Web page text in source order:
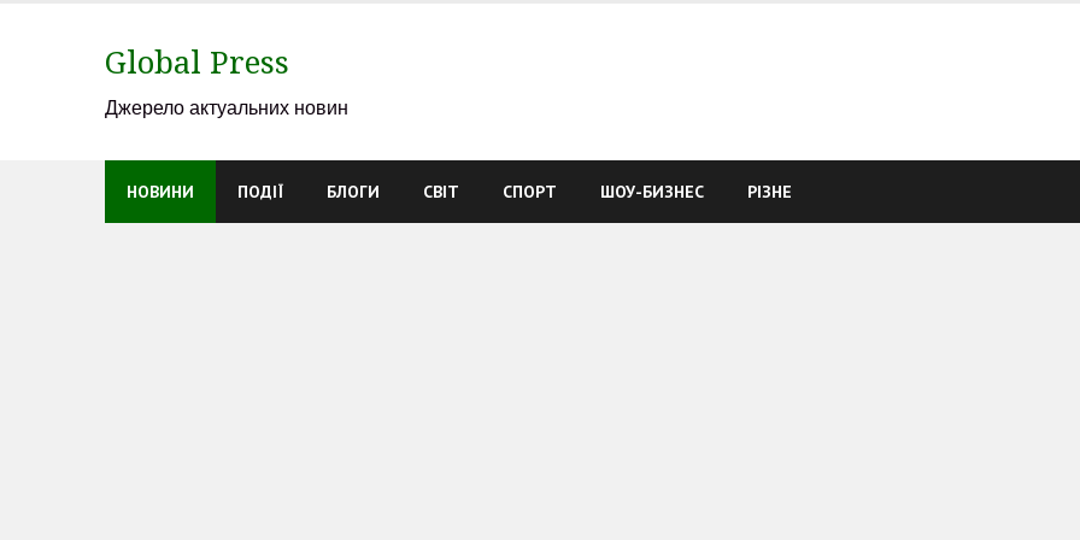
Global Press
Джерело актуальних новин
НОВИНИ ПОДІЇ БЛОГИ СВІТ СПОРТ ШОУ-БИЗНЕС РІЗНЕ